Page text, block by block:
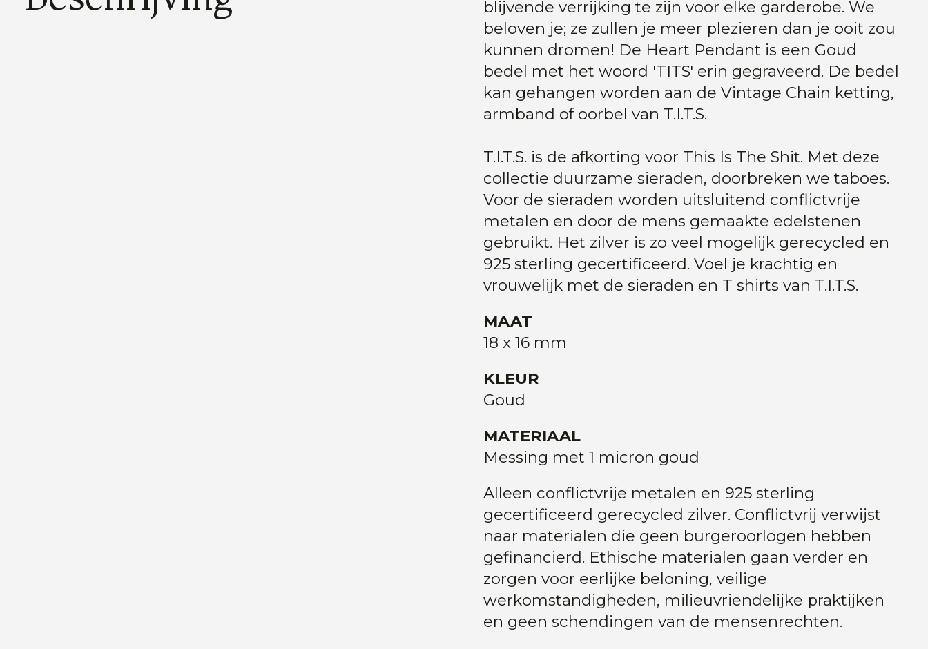
blijvende verrijking te zijn voor elke garderobe. We
beloven je; ze zullen je meer plezieren dan je ooit zou
kunnen dromen! De Heart Pendant is een Goud
bedel met het woord 'TITS' erin gegraveerd. De bedel
kan gehangen worden aan de Vintage Chain ketting,
armband of oorbel van T.I.T.S.
T.I.T.S. is de afkorting voor This Is The Shit. Met deze
collectie duurzame sieraden, doorbreken we taboes.
Voor de sieraden worden uitsluitend conflictvrije
metalen en door de mens gemaakte edelstenen
gebruikt. Het zilver is zo veel mogelijk gerecycled en
925 sterling gecertificeerd. Voel je krachtig en
vrouwelijk met de sieraden en T shirts van T.I.T.S.
MAAT
18 x 16 mm
KLEUR
Goud
MATERIAAL
Messing met 1 micron goud
Alleen conflictvrije metalen en 925 sterling
gecertificeerd gerecycled zilver. Conflictvrij verwijst
naar materialen die geen burgeroorlogen hebben
gefinancierd. Ethische materialen gaan verder en
zorgen voor eerlijke beloning, veilige
werkomstandigheden, milieuvriendelijke praktijken
en geen schendingen van de mensenrechten.